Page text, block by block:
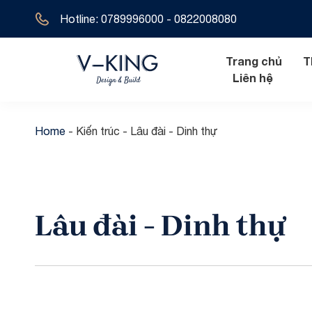
Hotline: 0789996000 - 0822008080
Trang chủ
Biệt thự cổ
Nội thất cổ điển
Liên hệ
Home - Kiến trúc - Lâu đài - Dinh thự
Lâu đài - Dinh thự